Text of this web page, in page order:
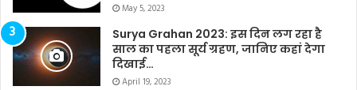
May 5, 2023
Surya Grahan 2023: इस दिन लग रहा है
साल का पहला सूर्य ग्रहण, जानिए कहां देगा
दिखाई…
April 19, 2023